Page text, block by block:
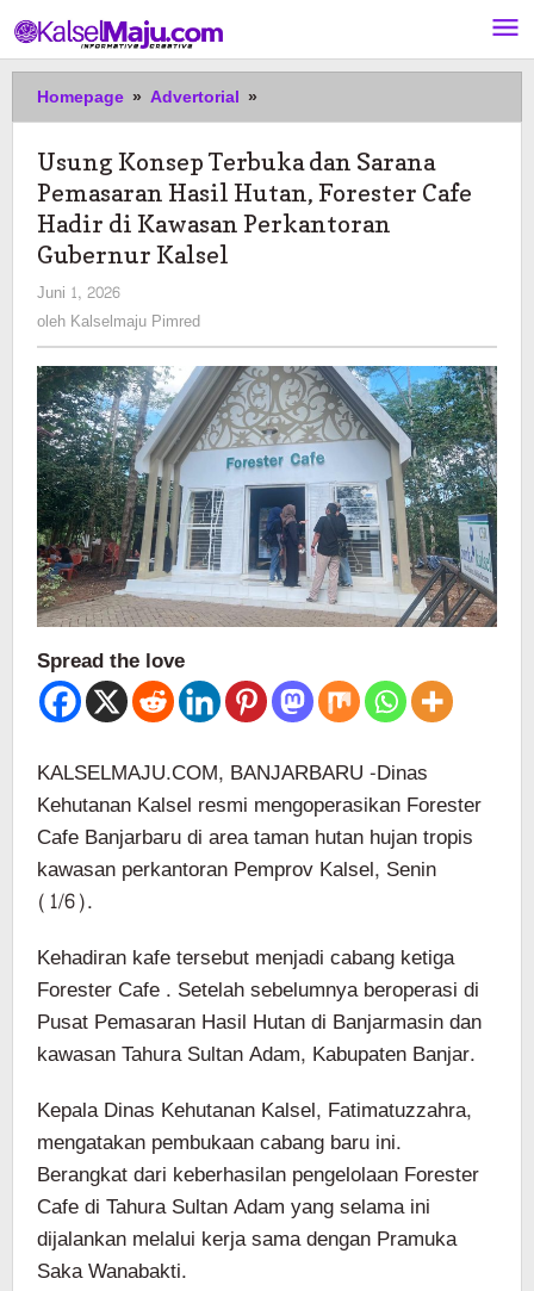
ke
konten
Homepage » Advertorial »
Konsep
Terbuka
dan
Sarana
Pemasaran
Hadir
di
Kawasan
Perkantoran
Gubernur
Kalsel
Usung Konsep Terbuka dan Sarana
Pemasaran Hasil Hutan, Forester Cafe
Hadir di Kawasan Perkantoran
Gubernur Kalsel
Juni 1, 2026
Kalselmaju
Pimred
oleh Kalselmaju Pimred
Spread the love
KALSELMAJU.COM, BANJARBARU -Dinas
Kehutanan Kalsel resmi mengoperasikan Forester
Cafe Banjarbaru di area taman hutan hujan tropis
kawasan perkantoran Pemprov Kalsel, Senin
(1/6).
Kehadiran kafe tersebut menjadi cabang ketiga
Forester Cafe . Setelah sebelumnya beroperasi di
Pusat Pemasaran Hasil Hutan di Banjarmasin dan
kawasan Tahura Sultan Adam, Kabupaten Banjar.
Kepala Dinas Kehutanan Kalsel, Fatimatuzzahra,
mengatakan pembukaan cabang baru ini.
Berangkat dari keberhasilan pengelolaan Forester
Cafe di Tahura Sultan Adam yang selama ini
dijalankan melalui kerja sama dengan Pramuka
Saka Wanabakti.